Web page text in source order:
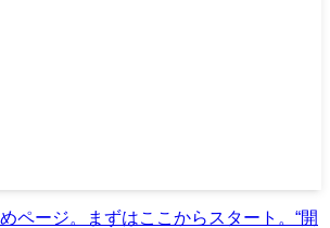
ページ。まずはここからスタート。“開